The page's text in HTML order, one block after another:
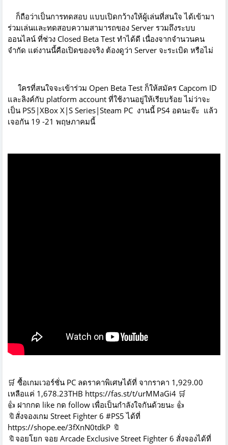
ก็ถือว่าเป็นการทดสอบ แบบเปิดกว้างให้ผู้เล่นที่สนใจ ได้เข้ามา
ร่วมเล่นและทดสอบความสามารถของ Server รวมถึงระบบ
ออนไลน์ ที่ช่วง Closed Beta Test ทำได้ดี เนื่องจากจำนวนคน
จำกัด แต่งานนี้คือเปิดของจริง ต้องดูว่า Server จะระเบิด หรือไม่
ใครที่สนใจจะเข้าร่วม Open Beta Test ก็ให้สมัคร Capcom ID
และลิงค์กับ platform account ที่ใช้งานอยู่ให้เรียบร้อย ไม่ว่าจะ
เป็น PS5|XBox X|S Series|Steam PC งานนี้ PS4 อดนะจ๊ะ แล้ว
เจอกัน 19 -21 พฤษภาคมนี้
🛒 ซื้อเกมเวอร์ชั่น PC ลดราคาพิเศษได้ที่ จากราคา 1,929.00
เหลือแค่ 1,678.23THB https://fas.st/t/urMMaGi4 🛒
👍 ฝากกด like กด follow เพื่อเป็นกำลังใจกันด้วยนะ 👍
🔖สั่งจองเกม Street Fighter 6 #PS5 ได้ที่
https://shope.ee/3fXnN0tdkP 🔖
🔖จอยโยก จอย Arcade Exclusive Street Fighter 6 สั่งจองได้ที่